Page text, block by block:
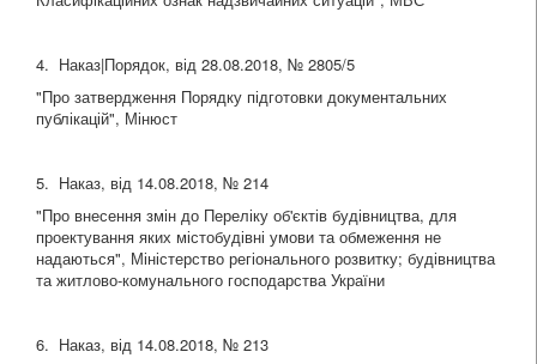
4. Наказ|Порядок, від 28.08.2018, № 2805/5
"Про затвердження Порядку підготовки документальних
публікацій", Мінюст
5. Наказ, від 14.08.2018, № 214
"Про внесення змін до Переліку об'єктів будівництва, для
проектування яких містобудівні умови та обмеження не
надаються", Міністерство регіонального розвитку; будівництва
та житлово-комунального господарства України
6. Наказ, від 14.08.2018, № 213